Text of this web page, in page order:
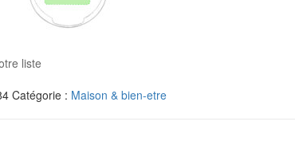
liste
Catégorie : Maison & bien-etre